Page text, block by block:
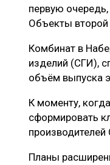
первую
Объекты второй
Комбинат в
изделий (СГИ),
объём выпуска
К моменту,
сформировать
Планы